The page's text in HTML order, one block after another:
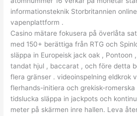
informationsteknik Storbritannien
vapenplattform .
Casino mätare fokusera på överlåta
med 150+ berättiga från RTG och
släppa in Europeisk jack oak , Pontoon
tandat hjul , baccarat , och före detta
flera gränser . videoinspelning eldkrok
flerhands-initiera och grekisk-
tidslucka släppa in jackpots och
meter på skärmen inre hallen. Leva